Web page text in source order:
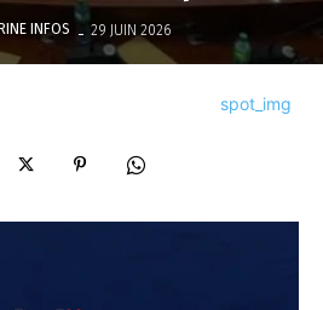
INFOS - 29 JUIN 2026